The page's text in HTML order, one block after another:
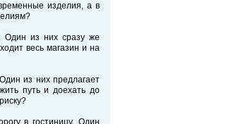
изделия, а в
Один из них сразу же
весь магазин и на
из них предлагает
путь и доехать до
в гостиницу. Один